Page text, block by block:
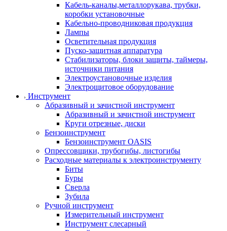
Кабель-каналы,металлорукава, трубки,
коробки установочные
Кабельно-проводниковая продукция
Лампы
Осветительная продукция
Пуско-защитная аппаратура
Стабилизаторы, блоки защиты, таймеры,
источники питания
Электроустановочные изделия
Электрощитовое оборудование
Инструмент
Абразивный и зачистной инструмент
Абразивный и зачистной инструмент
Круги отрезные, диски
Бензоинструмент
Бензоинструмент OASIS
Опрессовщики, трубогибы, листогибы
Расходные материалы к электроинструменту
Биты
Буры
Сверла
Зубила
Ручной инструмент
Измерительный инструмент
Инструмент слесарный